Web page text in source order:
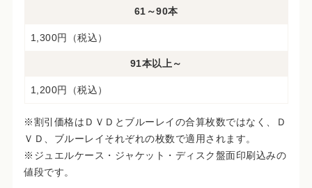
61～90本
1,300円（税込）
91本以上～
1,200円（税込）
※割引価格はＤＶＤとブルーレイの合算枚数ではなく、Ｄ
ＶＤ、ブルーレイそれぞれの枚数で適用されます。
※ジュエルケース・ジャケット・ディスク盤面印刷込みの
値段です。